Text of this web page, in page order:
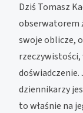
Dziś Tomasz
obserwatorem
swoje oblicze,
doświadczenie.
dziennikarzy
to właśnie na